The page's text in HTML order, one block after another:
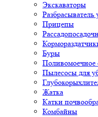
Экскаваторы
Разбрасыватель
Прицепы
Буры
Поливомоечное
Пылесосы для
Жатка
Катки
Комбайны